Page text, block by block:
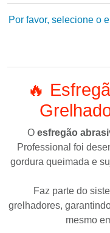
Por favor, selecione o
🔥
O esfregão
Professional foi
gordura queimada e
Faz parte do
grelhadores,
mesmo